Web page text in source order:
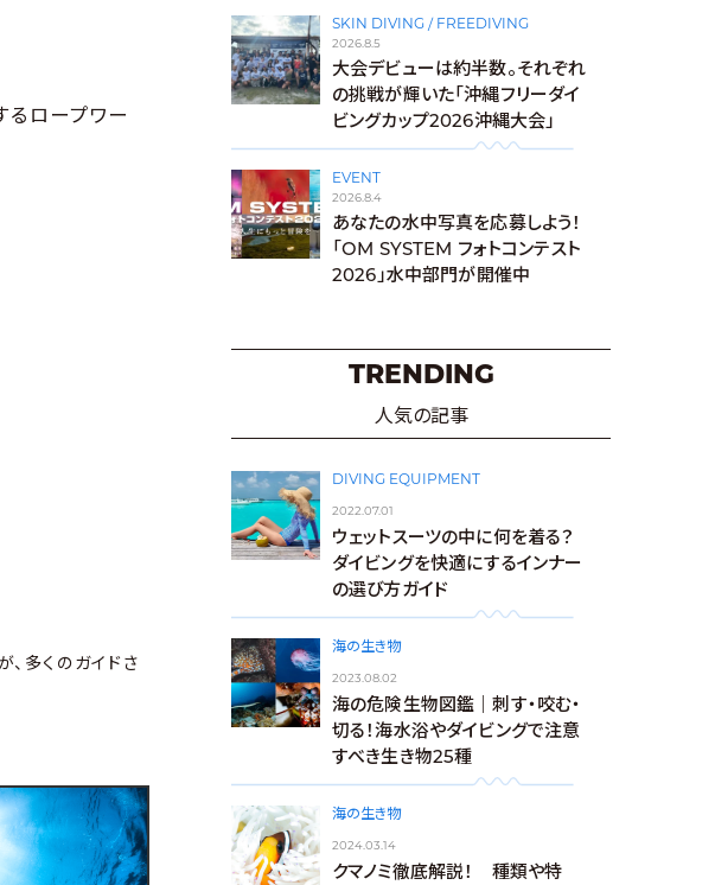
るロープワー
多くのガイドさ
SKIN DIVING / FREEDIVING
2026.8.5
大会デビューは約半数。それぞれ
の挑戦が輝いた「沖縄フリーダイ
ビングカップ2026沖縄大会」
EVENT
2026.8.4
あなたの水中写真を応募しよう！
「OM SYSTEM フォトコンテスト
2026」水中部門が開催中
TRENDING
人気の記事
DIVING EQUIPMENT
2022.07.01
ウェットスーツの中に何を着る？
ダイビングを快適にするインナー
の選び方ガイド
海の生き物
2023.08.02
海の危険生物図鑑｜刺す・咬む・
切る！海水浴やダイビングで注意
すべき生き物25種
海の生き物
2024.03.14
クマノミ徹底解説！ 種類や特